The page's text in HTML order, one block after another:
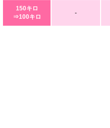
150キロ
⇒100キロ
-